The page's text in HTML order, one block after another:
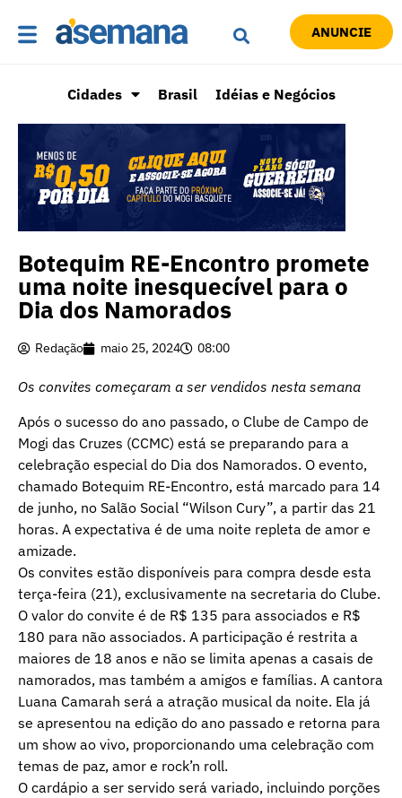
ANUNCIE
Cidades Brasil Idéias e Negócios
Botequim RE-Encontro promete
uma noite inesquecível para o
Dia dos Namorados
Redação maio 25, 2024 08:00
Os convites começaram a ser vendidos nesta semana
Após o sucesso do ano passado, o Clube de Campo de
Mogi das Cruzes (CCMC) está se preparando para a
celebração especial do Dia dos Namorados. O evento,
chamado Botequim RE-Encontro, está marcado para 14
de junho, no Salão Social “Wilson Cury”, a partir das 21
horas. A expectativa é de uma noite repleta de amor e
amizade.
Os convites estão disponíveis para compra desde esta
terça-feira (21), exclusivamente na secretaria do Clube.
O valor do convite é de R$ 135 para associados e R$
180 para não associados. A participação é restrita a
maiores de 18 anos e não se limita apenas a casais de
namorados, mas também a amigos e famílias. A cantora
Luana Camarah será a atração musical da noite. Ela já
se apresentou na edição do ano passado e retorna para
um show ao vivo, proporcionando uma celebração com
temas de paz, amor e rock’n roll.
O cardápio a ser servido será variado, incluindo porções